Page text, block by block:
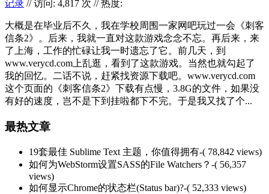
记录 // 访问: 4,817 次 // 热度:
大概是在毕业后不久，我在学校周围一家网吧玩过一会《刺客
信条2》。后来，我就一直对这款游戏念念不忘。再后来，来
了上海，工作的忙碌让我一时遗忘了它。前几天，到
www.verycd.com上乱逛，看到了这款游戏。当然也就勾起了
我的回忆。二话不说，赶紧找资源下载吧。www.verycd.com
这个页面的《刺客信条2》下载有点慢，3.8G的文件，如果没
有好的速度，岂不是下到挂啦都下不完。于是我又找了个...
最热文章
19套最佳 Sublime Text 主题，你值得拥有-( 78,842 views)
如何为WebStorm设置SASS的File Watchers？ -( 56,357
views)
如何显示Chrome的状态栏(Status bar)?-( 52,333 views)